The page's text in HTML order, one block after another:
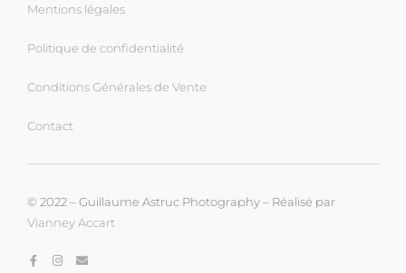
Mentions légales
Politique de confidentialité
Conditions Générales de Vente
Contact
© 2022 – Guillaume Astruc Photography – Réalisé par
Vianney Accart